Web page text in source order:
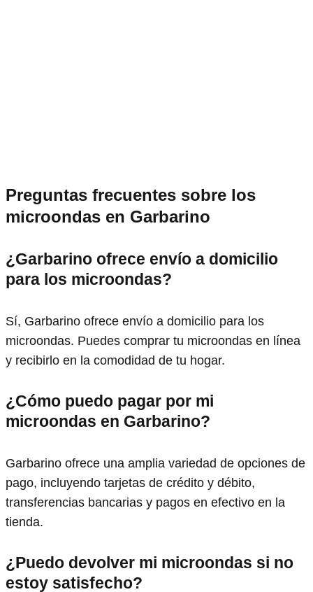
Preguntas frecuentes sobre los
microondas en Garbarino
¿Garbarino ofrece envío a domicilio
para los microondas?
Sí, Garbarino ofrece envío a domicilio para los
microondas. Puedes comprar tu microondas en línea
y recibirlo en la comodidad de tu hogar.
¿Cómo puedo pagar por mi
microondas en Garbarino?
Garbarino ofrece una amplia variedad de opciones de
pago, incluyendo tarjetas de crédito y débito,
transferencias bancarias y pagos en efectivo en la
tienda.
¿Puedo devolver mi microondas si no
estoy satisfecho?